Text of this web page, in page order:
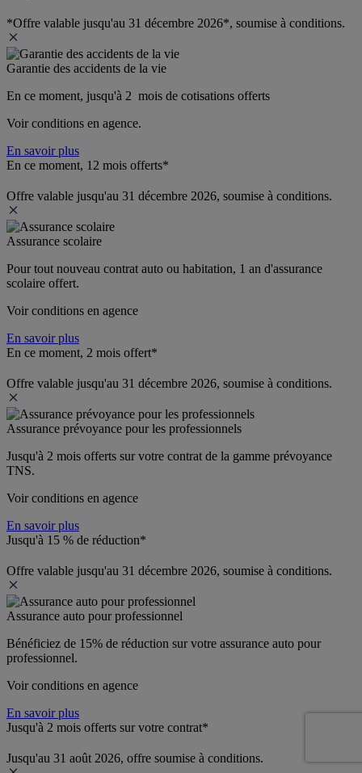
*Offre valable jusqu'au 31 décembre 2026*, soumise à conditions.
Garantie des accidents de la vie
En ce moment, jusqu'à 2  mois de cotisations offerts
Voir conditions en agence.
En savoir plus
En ce moment, 12 mois offerts*
Offre valable jusqu'au 31 décembre 2026, soumise à conditions.
Assurance scolaire
Pour tout nouveau contrat auto ou habitation, 1 an d'assurance
scolaire offert.
Voir conditions en agence
En savoir plus
En ce moment, 2 mois offert*
Offre valable jusqu'au 31 décembre 2026, soumise à conditions.
Assurance prévoyance pour les professionnels
Jusqu'à 2 mois offerts sur votre contrat de la gamme prévoyance
TNS.
Voir conditions en agence
En savoir plus
Jusqu'à 15 % de réduction*
Offre valable jusqu'au 31 décembre 2026, soumise à conditions.
Assurance auto pour professionnel
Bénéficiez de 15% de réduction sur votre assurance auto pour
professionnel.
Voir conditions en agence
En savoir plus
Jusqu'à 2 mois offerts sur votre contrat*
Jusqu'au 31 août 2026, offre soumise à conditions.